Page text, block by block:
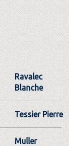
Ravalec
Blanche
Tessier Pierre
Muller